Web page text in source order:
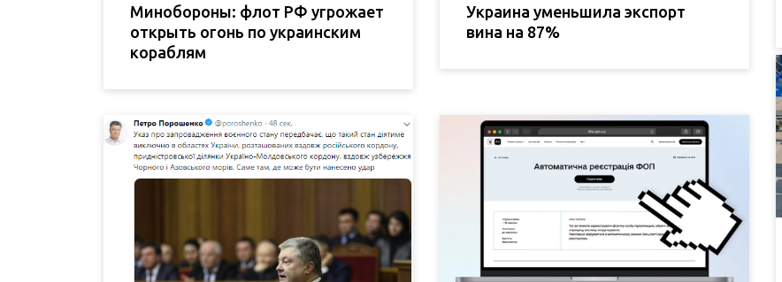
Минобороны: флот РФ угрожает
открыть огонь по украинским
кораблям
Украина уменьшила экспорт
вина на 87%